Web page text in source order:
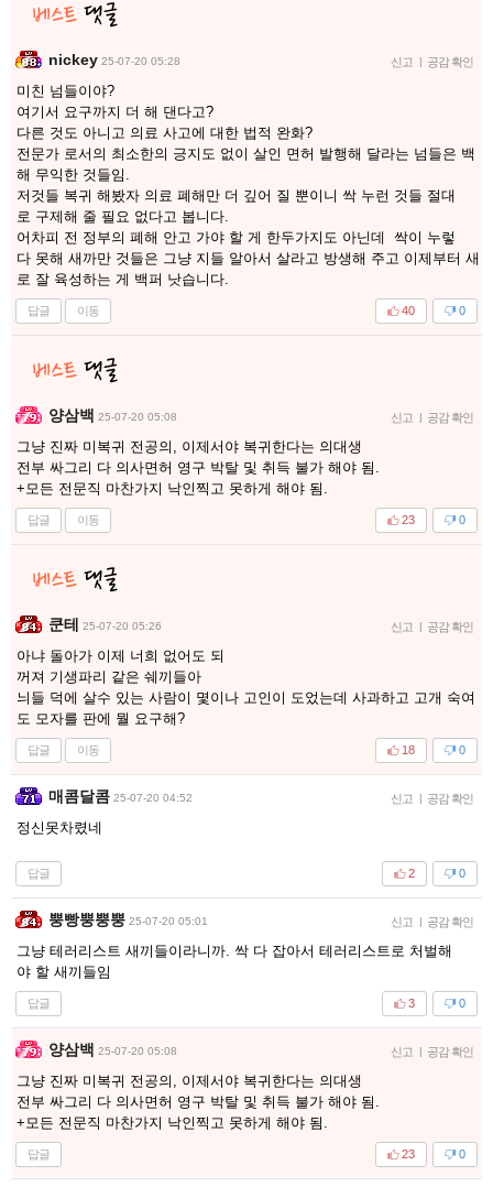
nickey 25-07-20 05:28 신고 | 공감 확인
미친 넘들이야?
여기서 요구까지 더 해 댄다고?
다른 것도 아니고 의료 사고에 대한 법적 완화?
전문가 로서의 최소한의 긍지도 없이 살인 면허 발행해 달라는 넘들은 백
해 무익한 것들임.
저것들 복귀 해봤자 의료 폐해만 더 깊어 질 뿐이니 싹 누런 것들 절대
로 구제해 줄 필요 없다고 봅니다.
어차피 전 정부의 폐해 안고 가야 할 게 한두가지도 아닌데 싹이 누렇
다 못해 새까만 것들은 그냥 지들 알아서 살라고 방생해 주고 이제부터 새
로 잘 육성하는 게 백퍼 낫습니다.
답글 이동 0
40
양삼백 25-07-20 05:08 신고 | 공감 확인
그냥 진짜 미복귀 전공의, 이제서야 복귀한다는 의대생
전부 싸그리 다 의사면허 영구 박탈 및 취득 불가 해야 됨.
+모든 전문직 마찬가지 낙인찍고 못하게 해야 됨.
답글 이동 0
23
쿤테 25-07-20 05:26 신고 | 공감 확인
아냐 돌아가 이제 너희 없어도 되
꺼져 기생파리 같은 쉐끼들아
늬들 덕에 살수 있는 사람이 몇이나 고인이 도었는데 사과하고 고개 숙여
도 모자를 판에 뭘 요구해?
답글 이동 0
18
매콤달콤 25-07-20 04:52 신고 | 공감 확인
정신못차렸네
답글 0
2
뿡빵뿡뿡뿡 25-07-20 05:01 신고 | 공감 확인
그냥 테러리스트 새끼들이라니까. 싹 다 잡아서 테러리스트로 처벌해
야 할 새끼들임
답글 0
3
양삼백 25-07-20 05:08 신고 | 공감 확인
그냥 진짜 미복귀 전공의, 이제서야 복귀한다는 의대생
전부 싸그리 다 의사면허 영구 박탈 및 취득 불가 해야 됨.
+모든 전문직 마찬가지 낙인찍고 못하게 해야 됨.
답글 0
23